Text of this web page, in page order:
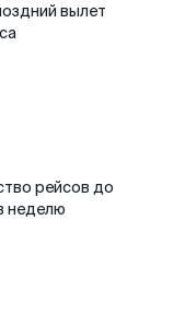
вылет
рейсов до
неделю